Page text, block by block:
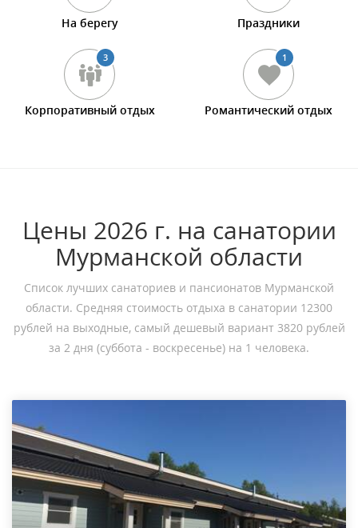
На берегу Праздники
3
Корпоративный отдых
1
Романтический отдых
Цены 2026 г. на санатории
Мурманской области
Список лучших санаториев и пансионатов Мурманской
области. Средняя стоимость отдыха в санатории 12300
рублей на выходные, самый дешевый вариант 3820 рублей
за 2 дня (суббота - воскресенье) на 1 человека.